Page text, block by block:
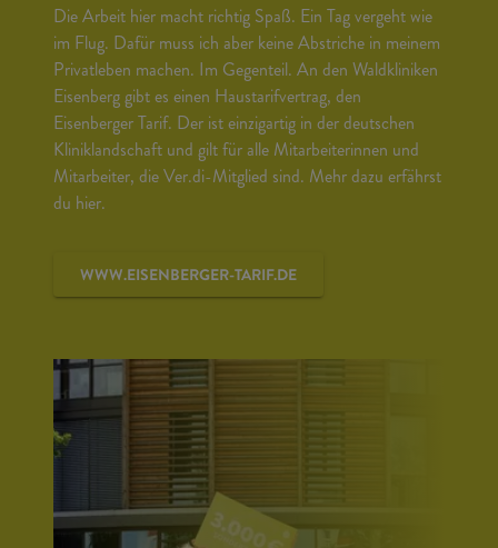
Die Arbeit hier macht richtig Spaß. Ein Tag vergeht wie
im Flug. Dafür muss ich aber keine Abstriche in meinem
Privatleben machen. Im Gegenteil. An den Waldkliniken
Eisenberg gibt es einen Haustarifvertrag, den
Eisenberger Tarif. Der ist einzigartig in der deutschen
Kliniklandschaft und gilt für alle Mitarbeiterinnen und
Mitarbeiter, die Ver.di-Mitglied sind. Mehr dazu erfährst
du hier.
WWW.EISENBERGER-TARIF.DE